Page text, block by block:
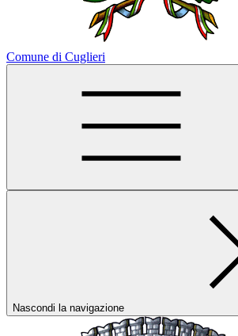
Comune di Cuglieri
Nascondi la navigazione